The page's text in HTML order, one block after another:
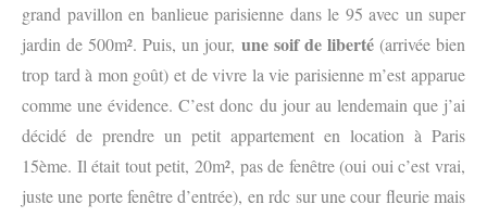
grand pavillon en banlieue parisienne dans le 95 avec un super
jardin de 500m². Puis, un jour, une soif de liberté(arrivée bien
trop tard à mon goût) et de vivre la vie parisienne m’est apparue
comme une évidence. C’est donc du jour au lendemain que j’ai
décidé de prendre un petit appartement en location à Paris
15ème. Il était tout petit, 20m², pas de fenêtre (oui oui c’est vrai,
juste une porte fenêtre d’entrée), en rdc sur une cour fleurie mais